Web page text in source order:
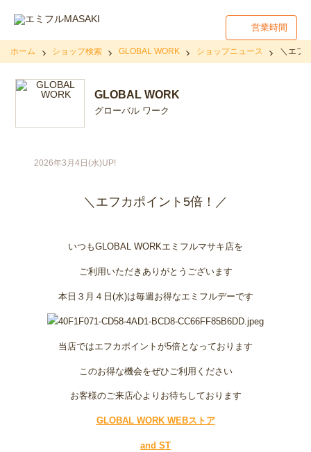
営業時間
ホーム ショップ検索 GLOBAL WORK ショップニュース ＼エフ
GLOBAL WORK
グローバル ワーク
2026年3月4日(水)UP!
＼エフカポイント5倍！／
いつもGLOBAL WORKエミフルマサキ店を
ご利用いただきありがとうございます
本日３月４日(水)は毎週お得なエミフルデーです
当店ではエフカポイントが5倍となっております
このお得な機会をぜひご利用ください
お客様のご来店心よりお待ちしております
GLOBAL WORK WEBストア
and ST